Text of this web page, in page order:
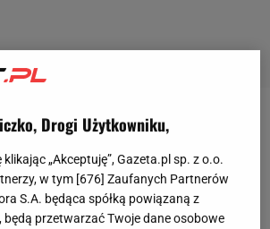
Śląskiem Wrocław a Pogonią
się jako jedno z
32. kolejce ekstraklasy. Śląsk
meczu z 15. pozycji w tabeli z
Drogi Użytkowniku,
„Akceptuję”, Gazeta.pl sp. z o.o.
w tym [676] Zaufanych Partnerów
S.A. będąca spółką powiązaną z
będą przetwarzać Twoje dane osobowe